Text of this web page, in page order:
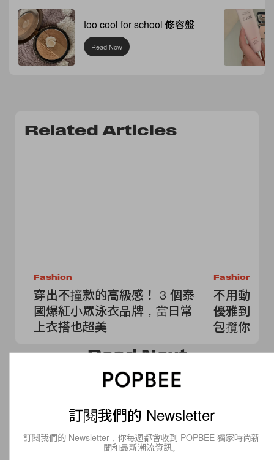
too cool for school 修容盤
Read Now
Related Articles
Fashion
穿出不撞款的高級感！ 3 個泰
國爆紅小眾泳衣品牌，當日常
上衣搭也超美
Fashion
不用動腦
優雅到街
包攬你一
Read Next
訂閱我們的 Newsletter
訂閱我們的 Newsletter，你每週都會收到 POPBEE 獨家時尚新
聞和最新潮流資訊。